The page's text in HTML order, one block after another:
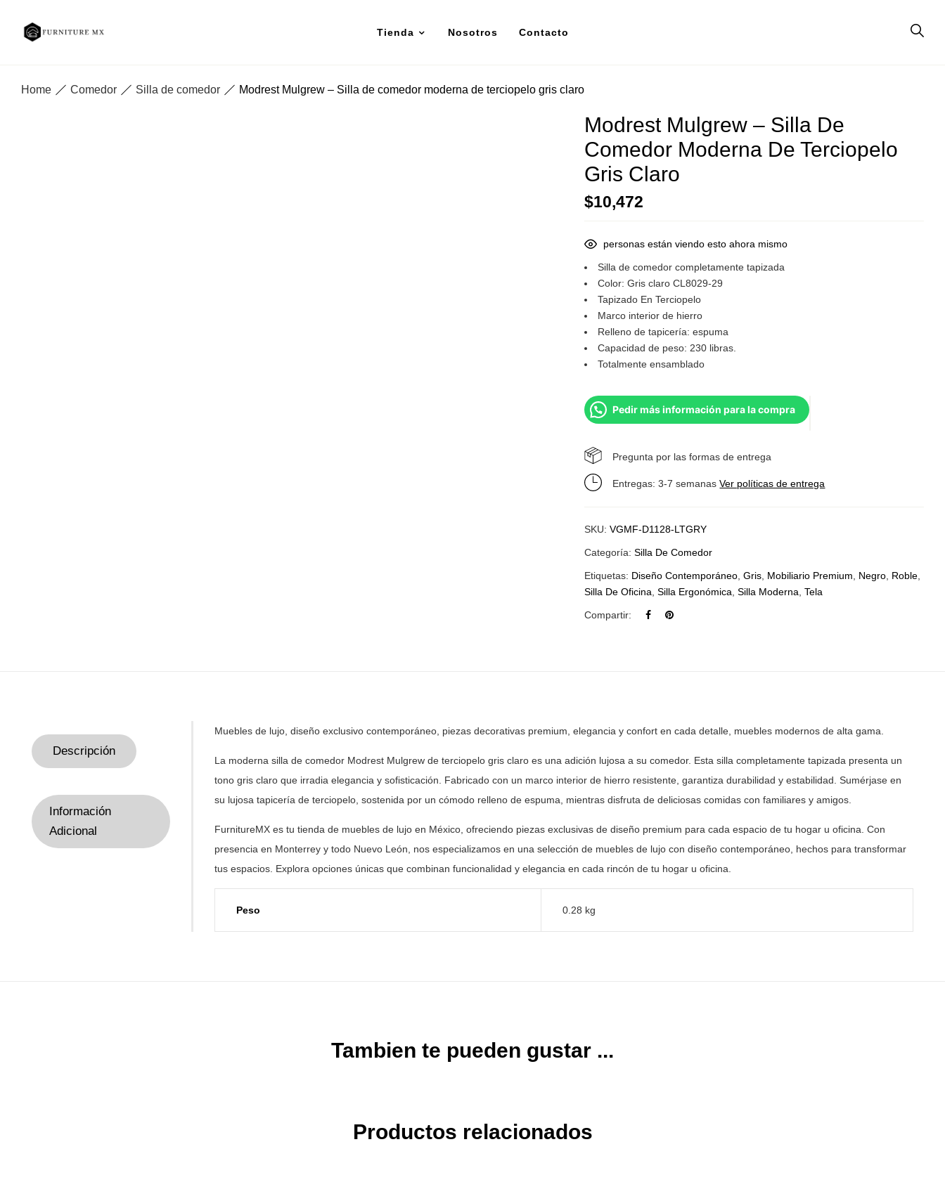
Tienda Nosotros Contacto
Home Comedor Silla de comedor Modrest Mulgrew – Silla de comedor moderna de terciopelo gris claro
Modrest Mulgrew – Silla De
Comedor Moderna De Terciopelo
Gris Claro
$10,472
personas están viendo esto ahora mismo
Silla de comedor completamente tapizada
Color: Gris claro CL8029-29
Tapizado En Terciopelo
Marco interior de hierro
Relleno de tapicería: espuma
Capacidad de peso: 230 libras.
Totalmente ensamblado
Pedir más información para la compra
Pregunta por las formas de entrega
Entregas: 3-7 semanasVer políticas de entrega
SKU:VGMF-D1128-LTGRY
Categoría:Silla De Comedor
Etiquetas: Diseño Contemporáneo ,Gris Mobiliario Premium Negro Roble
Silla De Oficina ,Silla Ergonómica ,Silla Moderna ,Tela
Compartir:
Descripción
Información
Adicional
Muebles de lujo, diseño exclusivo contemporáneo, piezas decorativas premium, elegancia y confort en cada detalle, muebles modernos de alta gama.
La moderna silla de comedor Modrest Mulgrew de terciopelo gris claro es una adición lujosa a su comedor. Esta silla completamente tapizada presenta un
tono gris claro que irradia elegancia y sofisticación. Fabricado con un marco interior de hierro resistente, garantiza durabilidad y estabilidad. Sumérjase en
su lujosa tapicería de terciopelo, sostenida por un cómodo relleno de espuma, mientras disfruta de deliciosas comidas con familiares y amigos.
FurnitureMX es tu tienda de muebles de lujo en México, ofreciendo piezas exclusivas de diseño premium para cada espacio de tu hogar u oficina. Con
presencia en Monterrey y todo Nuevo León, nos especializamos en una selección de muebles de lujo con diseño contemporáneo, hechos para transformar
tus espacios. Explora opciones únicas que combinan funcionalidad y elegancia en cada rincón de tu hogar u oficina.
Peso 0.28 kg
Tambien te pueden gustar ...
Productos relacionados